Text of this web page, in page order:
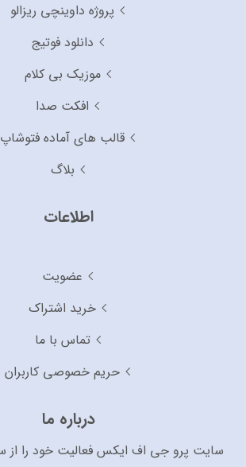
پروژه داوینچی ریزالو
دانلود فوتیج
موزیک بی کلام
افکت صدا
قالب های آماده فتوشاپ
بلاگ
اطلاعات
عضویت
خرید اشتراک
تماس با ما
حریم خصوصی کاربران
درباره ما